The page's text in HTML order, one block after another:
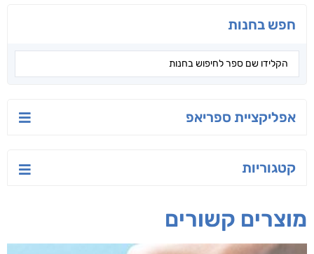
חפש בחנות
אפליקציית ספריאפ
קטגוריות
מוצרים קשורים